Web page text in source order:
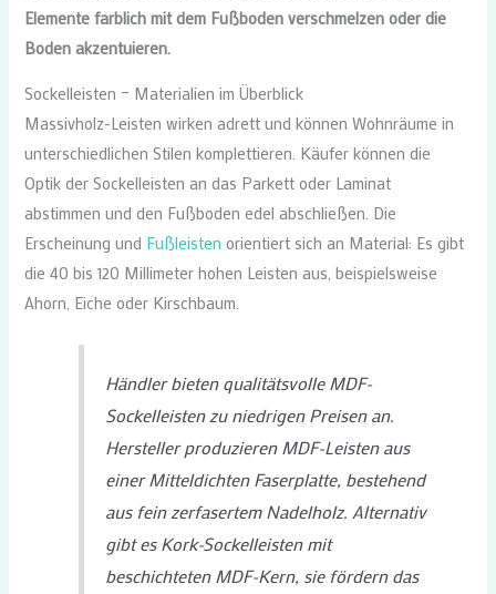
Elemente farblich mit dem Fußboden verschmelzen oder die
Boden akzentuieren.
Sockelleisten – Materialien im Überblick
Massivholz-Leisten wirken adrett und können Wohnräume in
unterschiedlichen Stilen komplettieren. Käufer können die
Optik der Sockelleisten an das Parkett oder Laminat
abstimmen und den Fußboden edel abschließen. Die
Erscheinung und Fußleisten orientiert sich an Material: Es gibt
die 40 bis 120 Millimeter hohen Leisten aus, beispielsweise
Ahorn, Eiche oder Kirschbaum.
Händler bieten qualitätsvolle MDF-
Sockelleisten zu niedrigen Preisen an.
Hersteller produzieren MDF-Leisten aus
einer Mitteldichten Faserplatte, bestehend
aus fein zerfasertem Nadelholz. Alternativ
gibt es Kork-Sockelleisten mit
beschichteten MDF-Kern, sie fördern das